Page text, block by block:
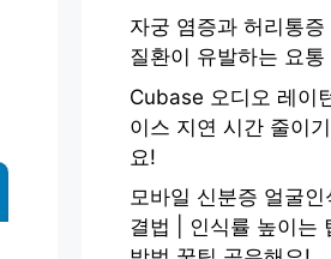
자궁 염증과 허리통
질환이 유발하는 요
Cubase 오디오 레이
이스 지연 시간 줄이
요!
모바일 신분증 얼굴인
결법 | 인식률 높이는